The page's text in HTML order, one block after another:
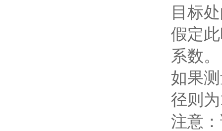
目标
假定
系数。
如果
径则
注意